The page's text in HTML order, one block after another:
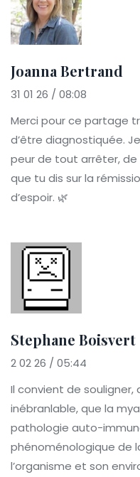
Joanna Bertrand
31 01 26 / 08:08
Merci pour ce partage
d’être diagnostiquée.
peur de tout arrêter, de
que tu dis sur la
d’espoir. 🌿
Stephane Boisvert
2 02 26 / 05:44
Il convient de
inébranlable, que la
pathologie auto-
phénoménologique de
l’organisme et son